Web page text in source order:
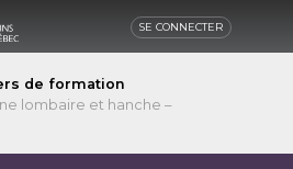
SE CONNECTER
de formation
lombaire et hanche –